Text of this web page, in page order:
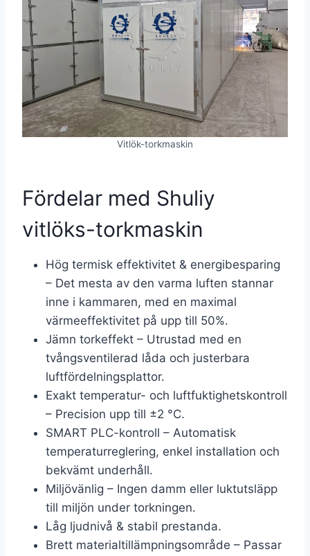
Vitlök-torkmaskin
Fördelar med Shuliy
vitlöks-torkmaskin
Hög termisk effektivitet & energibesparing
– Det mesta av den varma luften stannar
inne i kammaren, med en maximal
värmeeffektivitet på upp till 50%.
Jämn torkeffekt – Utrustad med en
tvångsventilerad låda och justerbara
luftfördelningsplattor.
Exakt temperatur- och luftfuktighetskontroll
– Precision upp till ±2 °C.
SMART PLC-kontroll – Automatisk
temperaturreglering, enkel installation och
bekvämt underhåll.
Miljövänlig – Ingen damm eller luktutsläpp
till miljön under torkningen.
Låg ljudnivå & stabil prestanda.
Brett materialtillämpningsområde – Passar